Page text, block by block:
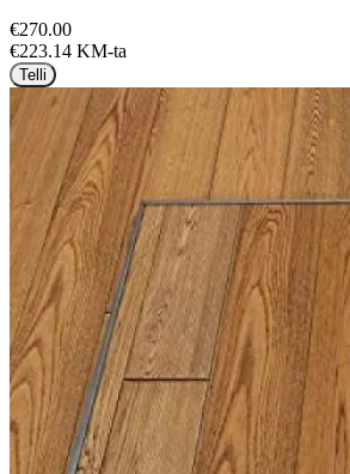
€270.00
€223.14 KM-ta
Telli